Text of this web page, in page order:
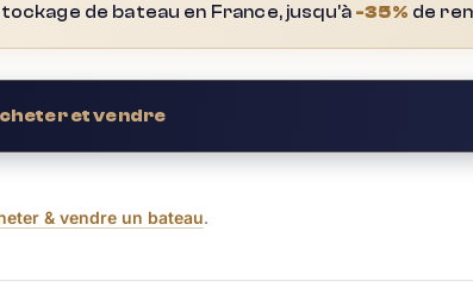
de bateau en France, jusqu'à -35% de
et vendre
& vendre un bateau.